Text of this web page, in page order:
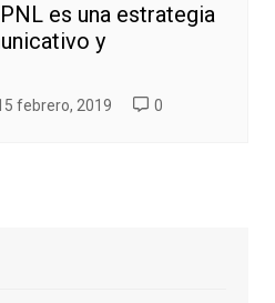
es una estrategia
y
febrero, 2019 0